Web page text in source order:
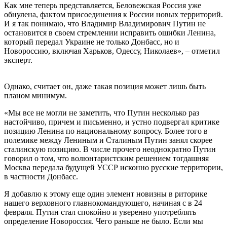
Как мне теперь представляется, Беловежская Россия уже
обнулена, фактом присоединения к России новых территорий.
И я так понимаю, что Владимир Владимирович Путин не
остановится в своем стремлении исправить ошибки Ленина,
который передал Украине не только Донбасс, но и
Новороссию, включая Харьков, Одессу, Николаев», – отметил
эксперт.
Однако, считает он, даже такая позиция может лишь быть
планом минимум.
«Мы все не могли не заметить, что Путин несколько раз
настойчиво, причем и письменно, и устно подвергал критике
позицию Ленина по национальному вопросу. Более того в
полемике между Лениным и Сталиным Путин занял скорее
сталинскую позицию. В числе прочего неоднократно Путин
говорил о том, что волюнтаристским решением тогдашняя
Москва передала будущей УССР исконно русские территории,
в частности Донбасс.
Я добавлю к этому еще один элемент новизны в риторике
нашего верховного главнокомандующего, начиная с в 24
февраля. Путин стал спокойно и уверенно употреблять
определение Новороссия. Чего раньше не было. Если мы